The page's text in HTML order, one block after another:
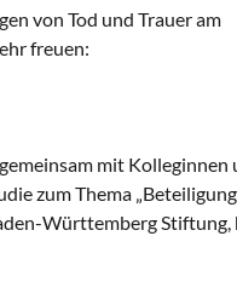
von Tod und Trauer am
freuen:
mit Kolleginnen
zum Thema
Württemberg Stiftung,